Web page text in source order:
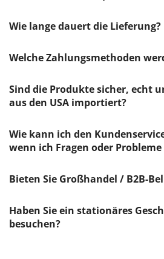
Wie lange dauert die Lieferung?
Welche Zahlungsmethoden
Sind die Produkte sicher, echt
aus den USA importiert?
Wie kann ich den
wenn ich Fragen oder Probleme
Bieten Sie Großhandel / B2B-
Haben Sie ein stationäres
besuchen?